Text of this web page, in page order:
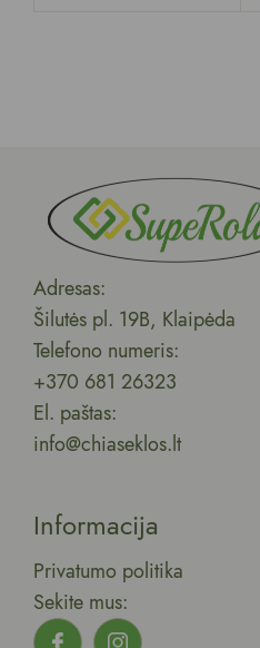
Adresas:
Šilutės pl. 19B, Klaipėda
Telefono numeris:
+370 681 26323
El. paštas:
info@chiaseklos.lt
Informacija
Privatumo politika
Sekite mus: